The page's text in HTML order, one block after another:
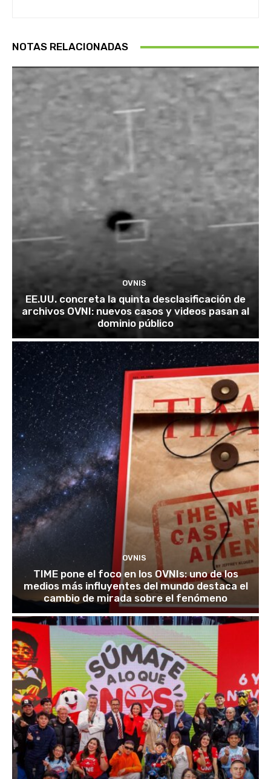
NOTAS RELACIONADAS
OVNIS
EE.UU. concreta la quinta desclasificación de
archivos OVNI: nuevos casos y videos pasan al
dominio público
OVNIS
TIME pone el foco en los OVNIs: uno de los
medios más influyentes del mundo destaca el
cambio de mirada sobre el fenómeno